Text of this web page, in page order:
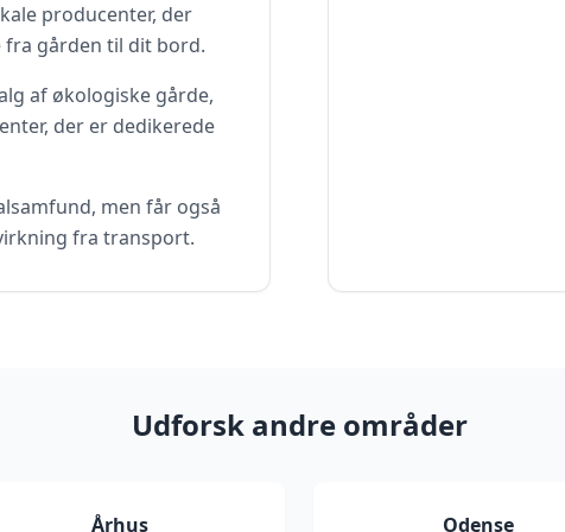
producenter, der
gården til dit bord.
af økologiske gårde,
der er dedikerede
men får også
fra transport.
Udforsk andre områder
Århus Odense